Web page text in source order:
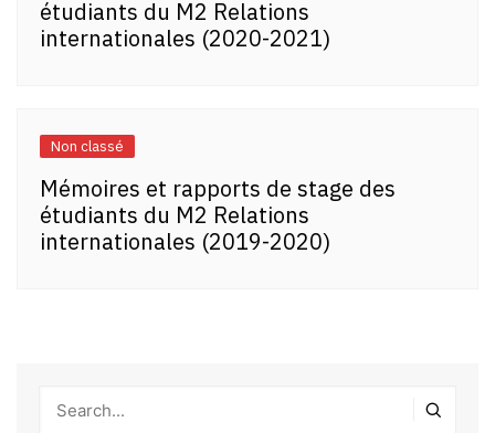
étudiants du M2 Relations
internationales (2020-2021)
Non classé
Mémoires et rapports de stage des
étudiants du M2 Relations
internationales (2019-2020)